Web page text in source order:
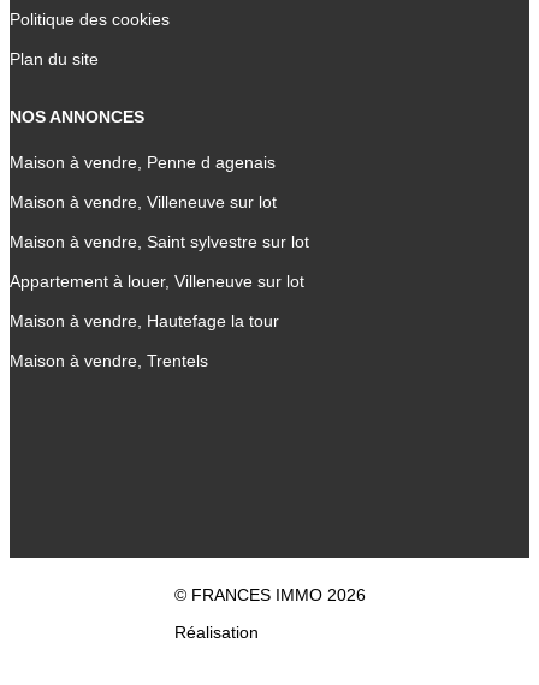
Politique des cookies
Plan du site
NOS ANNONCES
Maison à vendre, Penne d agenais
Maison à vendre, Villeneuve sur lot
Maison à vendre, Saint sylvestre sur lot
Appartement à louer, Villeneuve sur lot
Maison à vendre, Hautefage la tour
Maison à vendre, Trentels
© FRANCES IMMO 2026
Réalisation